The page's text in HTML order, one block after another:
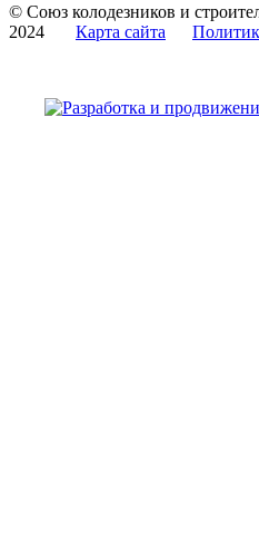
© Союз колодезников и
2024 Карта сайта